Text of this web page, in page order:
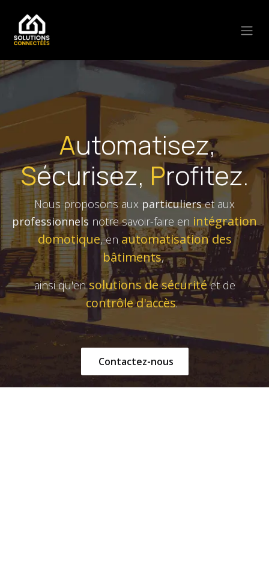
Automatisez,
Sécurisez, Profitez.
Nous proposons aux particulierset aux
professionnels notre savoir-faire en intégration
domotique, en automatisation des
bâtiments,
ainsi qu'ensolutions de sécurité et de
contrôle d'accès.
Contactez-nous